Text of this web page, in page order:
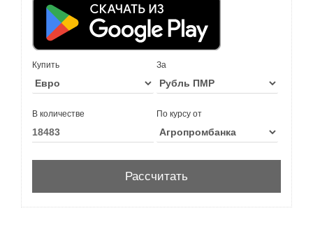
Купить За
В количестве По курсу от